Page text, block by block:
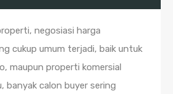
negosiasi harga
cukup umum terjadi, baik untuk
maupun properti komersial
banyak calon buyer sering